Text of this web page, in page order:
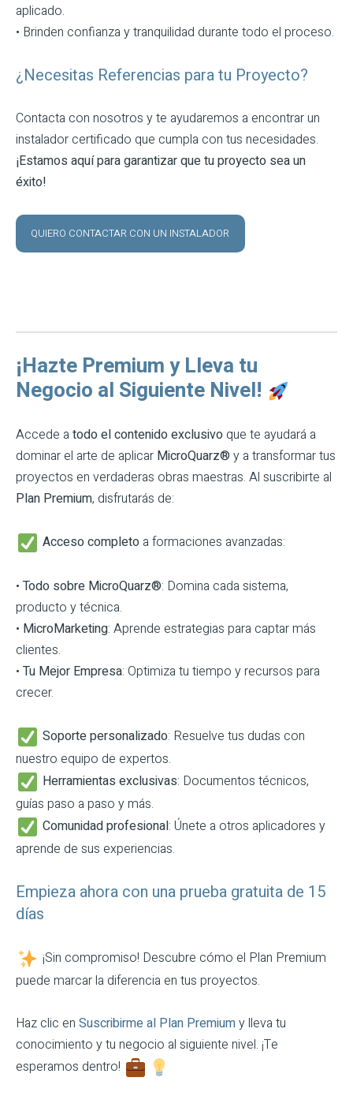
aplicado.
• Brinden confianza y tranquilidad durante todo el proceso.
¿Necesitas Referencias para tu Proyecto?
Contacta con nosotros y te ayudaremos a encontrar un
instalador certificado que cumpla con tus necesidades.
¡Estamos aquí para garantizar que tu proyecto sea un
éxito!
QUIERO CONTACTAR CON UN INSTALADOR
¡Hazte Premium y Lleva tu
Negocio al Siguiente Nivel!
Accede a todo el contenido exclusivo que te ayudará a
dominar el arte de aplicar MicroQuarz® y a transformar tus
proyectos en verdaderas obras maestras. Al suscribirte al
Plan Premium, disfrutarás de:
Acceso completo a formaciones avanzadas:
• Todo sobre MicroQuarz®: Domina cada sistema,
producto y técnica.
• MicroMarketing: Aprende estrategias para captar más
clientes.
• Tu Mejor Empresa: Optimiza tu tiempo y recursos para
crecer.
Soporte personalizado: Resuelve tus dudas con
nuestro equipo de expertos.
Herramientas exclusivas: Documentos técnicos,
guías paso a paso y más.
Comunidad profesional: Únete a otros aplicadores y
aprende de sus experiencias.
Empieza ahora con una prueba gratuita de 15
días
¡Sin compromiso! Descubre cómo el Plan Premium
puede marcar la diferencia en tus proyectos.
Haz clic en Suscribirme al Plan Premiumy lleva tu
conocimiento y tu negocio al siguiente nivel. ¡Te
esperamos dentro!